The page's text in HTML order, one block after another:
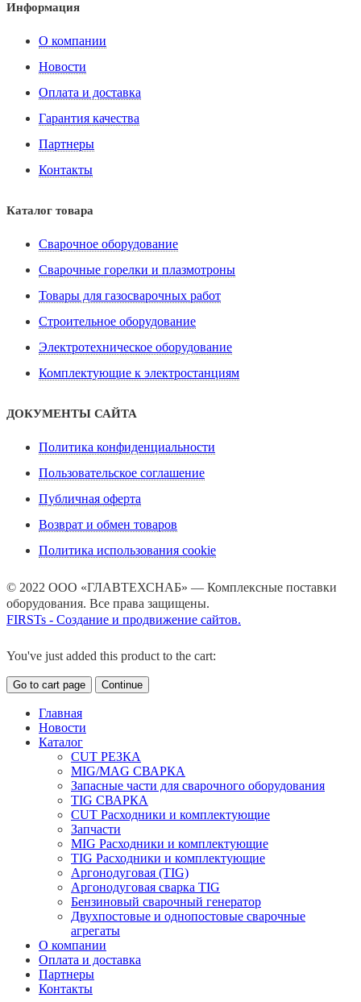
Информация
О компании
Новости
Оплата и доставка
Гарантия качества
Партнеры
Контакты
Каталог товара
Сварочное оборудование
Сварочные горелки и плазмотроны
Товары для газосварочных работ
Строительное оборудование
Электротехническое оборудование
Комплектующие к электростанциям
ДОКУМЕНТЫ САЙТА
Политика конфиденциальности
Пользовательское соглашение
Публичная оферта
Возврат и обмен товаров
Политика использования cookie
© 2022 ООО «ГЛАВТЕХСНАБ» — Комплексные поставки
оборудования. Все права защищены.
FIRSTs - Создание и продвижение сайтов.
You've just added this product to the cart:
Go to cart page Continue
Главная
Новости
Каталог
CUT РЕЗКА
MIG/MAG СВАРКА
Запасные части для сварочного оборудования
TIG СВАРКА
CUT Расходники и комплектующие
Запчасти
MIG Расходники и комплектующие
TIG Расходники и комплектующие
Аргонодуговая (TIG)
Аргонодуговая сварка TIG
Бензиновый сварочный генератор
Двухпостовые и однопостовые сварочные
агрегаты
О компании
Оплата и доставка
Партнеры
Контакты